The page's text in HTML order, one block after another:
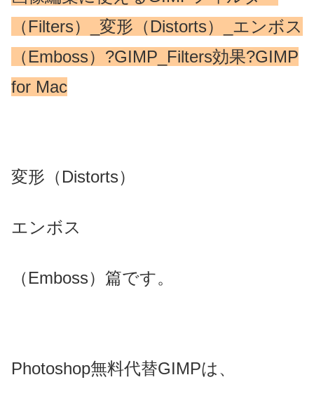
（Filters）_変形（Distorts）_エンボス
（Emboss）?GIMP_Filters効果?GIMP
for Mac
変形（Distorts）
エンボス
（Emboss）篇です。
Photoshop無料代替GIMPは、